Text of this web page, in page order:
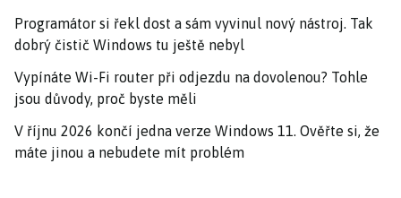
Programátor si řekl dost a sám vyvinul nový nástroj. Tak
dobrý čistič Windows tu ještě nebyl
Vypínáte Wi-Fi router při odjezdu na dovolenou? Tohle
jsou důvody, proč byste měli
V říjnu 2026 končí jedna verze Windows 11. Ověřte si, že
máte jinou a nebudete mít problém